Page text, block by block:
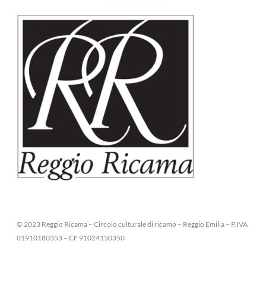
© 2023 Reggio Ricama – Circolo culturale di ricamo – Reggio Emilia – P.IVA
01910180353 – CF 91024150350